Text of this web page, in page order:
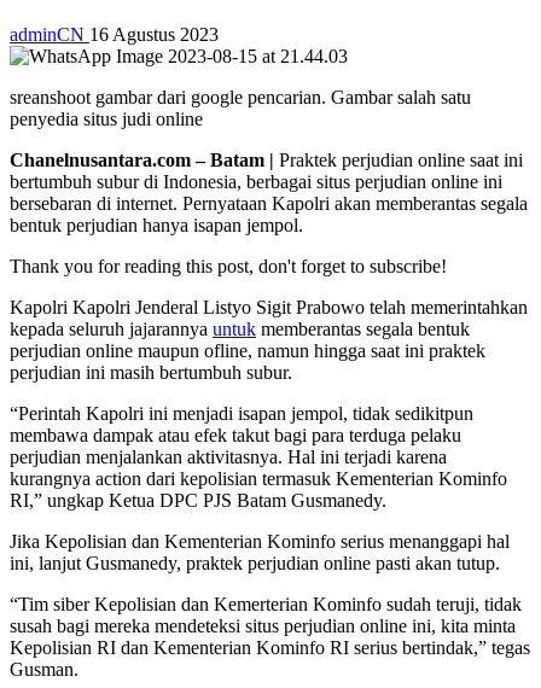
adminCN 16 Agustus 2023
sreanshoot gambar dari google pencarian. Gambar salah satu
penyedia situs judi online
Chanelnusantara.com – Batam | Praktek perjudian online saat ini
bertumbuh subur di Indonesia, berbagai situs perjudian online ini
bersebaran di internet. Pernyataan Kapolri akan memberantas segala
bentuk perjudian hanya isapan jempol.
Thank you for reading this post, don't forget to subscribe!
Kapolri Kapolri Jenderal Listyo Sigit Prabowo telah memerintahkan
kepada seluruh jajarannya untuk memberantas segala bentuk
perjudian online maupun ofline, namun hingga saat ini praktek
perjudian ini masih bertumbuh subur.
“Perintah Kapolri ini menjadi isapan jempol, tidak sedikitpun
membawa dampak atau efek takut bagi para terduga pelaku
perjudian menjalankan aktivitasnya. Hal ini terjadi karena
kurangnya action dari kepolisian termasuk Kementerian Kominfo
RI,” ungkap Ketua DPC PJS Batam Gusmanedy.
Jika Kepolisian dan Kementerian Kominfo serius menanggapi hal
ini, lanjut Gusmanedy, praktek perjudian online pasti akan tutup.
“Tim siber Kepolisian dan Kemerterian Kominfo sudah teruji, tidak
susah bagi mereka mendeteksi situs perjudian online ini, kita minta
Kepolisian RI dan Kementerian Kominfo RI serius bertindak,” tegas
Gusman.